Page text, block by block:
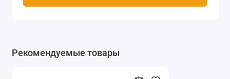
Рекомендуемые товары